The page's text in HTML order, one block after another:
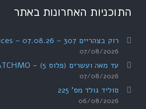
התוכניות האחרונות באתר
רוק בצהריים 307 – 07.08.26 – Uriel's Choices
07/08/2026
עד מאה ועשרים (פלוס 5) – SATCHMO
07/08/2026
סוליד גולד מס' 225
06/08/2026